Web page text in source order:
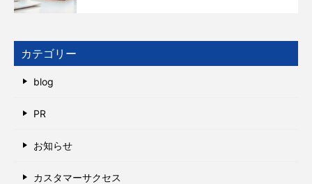
カテゴリー
blog
PR
お知らせ
カスタマーサクセス